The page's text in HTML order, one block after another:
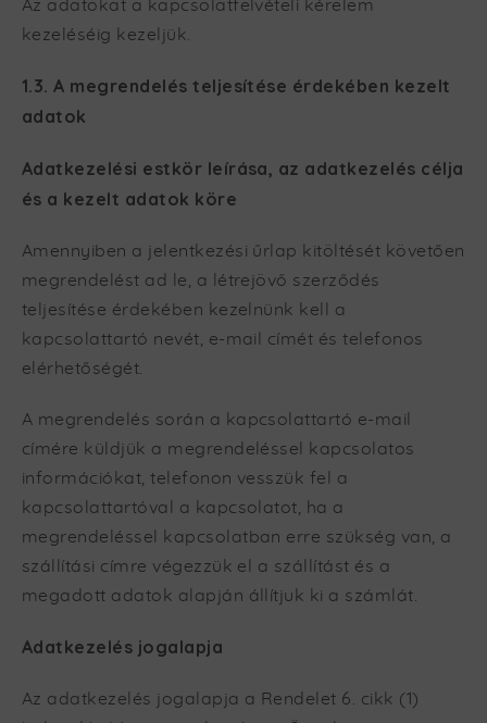
Az adatokat a kapcsolatfelvételi kérelem
kezeléséig kezeljük.
1.3. A megrendelés teljesítése érdekében kezelt
adatok
Adatkezelési estkör leírása, az adatkezelés célja
és a kezelt adatok köre
Amennyiben a jelentkezési űrlap kitöltését követően
megrendelést ad le, a létrejövő szerződés
teljesítése érdekében kezelnünk kell a
kapcsolattartó nevét, e-mail címét és telefonos
elérhetőségét.
A megrendelés során a kapcsolattartó e-mail
címére küldjük a megrendeléssel kapcsolatos
információkat, telefonon vesszük fel a
kapcsolattartóval a kapcsolatot, ha a
megrendeléssel kapcsolatban erre szükség van, a
szállítási címre végezzük el a szállítást és a
megadott adatok alapján állítjuk ki a számlát.
Adatkezelés jogalapja
Az adatkezelés jogalapja a Rendelet 6. cikk (1)